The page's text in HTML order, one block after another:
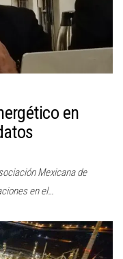
en
Mexicana de
en el…